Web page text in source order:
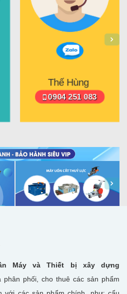
Thế Hùng
0904 251 083
Máy và Thiết bị xây dựng
phân phối, cho thuê các sản phẩm